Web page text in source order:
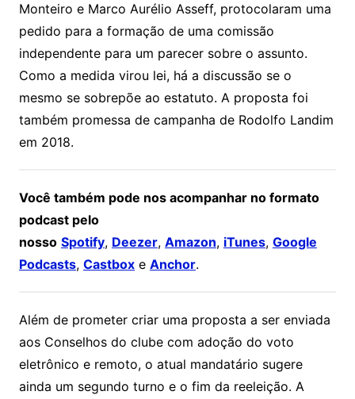
Monteiro e Marco Aurélio Asseff, protocolaram uma
pedido para a formação de uma comissão
independente para um parecer sobre o assunto.
Como a medida virou lei, há a discussão se o
mesmo se sobrepõe ao estatuto. A proposta foi
também promessa de campanha de Rodolfo Landim
em 2018.
Você também pode nos acompanhar no formato
podcast pelo
nosso Spotify, Deezer, Amazon, iTunes, Google
Podcasts, Castboxe Anchor.
Além de prometer criar uma proposta a ser enviada
aos Conselhos do clube com adoção do voto
eletrônico e remoto, o atual mandatário sugere
ainda um segundo turno e o fim da reeleição. A